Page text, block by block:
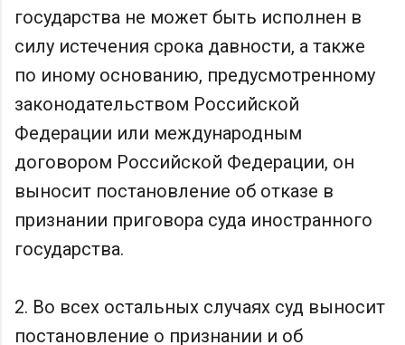
государства не может быть исполнен в
силу истечения срока давности, а также
по иному основанию, предусмотренному
законодательством Российской
Федерации или международным
договором Российской Федерации, он
выносит постановление об отказе в
признании приговора суда иностранного
государства.
2. Во всех остальных случаях суд выносит
постановление о признании и об